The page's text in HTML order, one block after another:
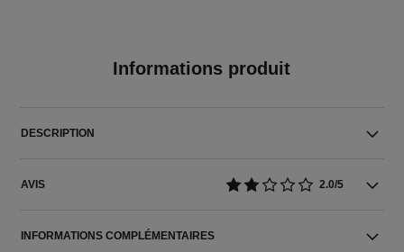
Informations produit
DESCRIPTION
AVIS 2.0/5
INFORMATIONS COMPLÉMENTAIRES